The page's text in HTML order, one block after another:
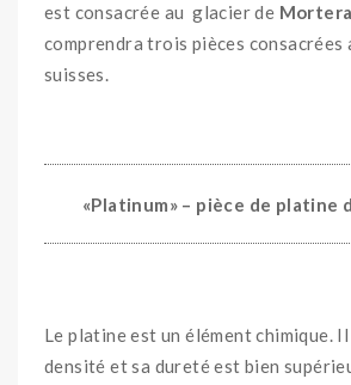
est consacrée au glacier de
comprendra trois pièces consacrées
suisses.
«Platinum» – pièce de platine
Le platine est un élément chimique.
densité et sa dureté est bien